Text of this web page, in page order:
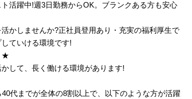
活躍中!週3日勤務からOK。ブランクある方も安心
かしませんか?正社員登用あり・充実の福利厚生で
ていける環境です!
★
して、長く働ける環境があります!
代までが全体の8割以上で、以下のような方が活躍